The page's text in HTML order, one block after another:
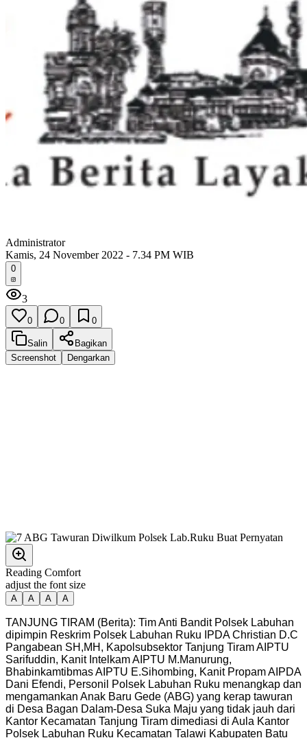
Administrator
Kamis, 24 November 2022 - 7.34 PM WIB
0
3
0 0 0
Salin
Bagikan
Screenshot
Dengarkan
Reading Comfort
adjust the font size
A A A A
TANJUNG TIRAM (Berita): Tim Anti Bandit Polsek Labuhan
dipimpin Reskrim Polsek Labuhan Ruku IPDA Christian D.C
Pangabean SH,MH, Kapolsubsektor Tanjung Tiram AIPTU
Sarifuddin, Kanit Intelkam AIPTU M.Manurung,
Bhabinkamtibmas AIPTU E.Sihombing, Kanit Propam AIPDA
Dani Efendi, Personil Polsek Labuhan Ruku menangkap dan
mengamankan Anak Baru Gede (ABG) yang kerap tawuran
di Desa Bagan Dalam-Desa Suka Maju yang tidak jauh dari
Kantor Kecamatan Tanjung Tiram dimediasi di Aula Kantor
Polsek Labuhan Ruku Kecamatan Talawi Kabupaten Batu